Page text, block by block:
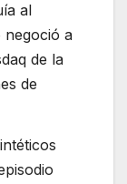
al
negoció a
de la
de